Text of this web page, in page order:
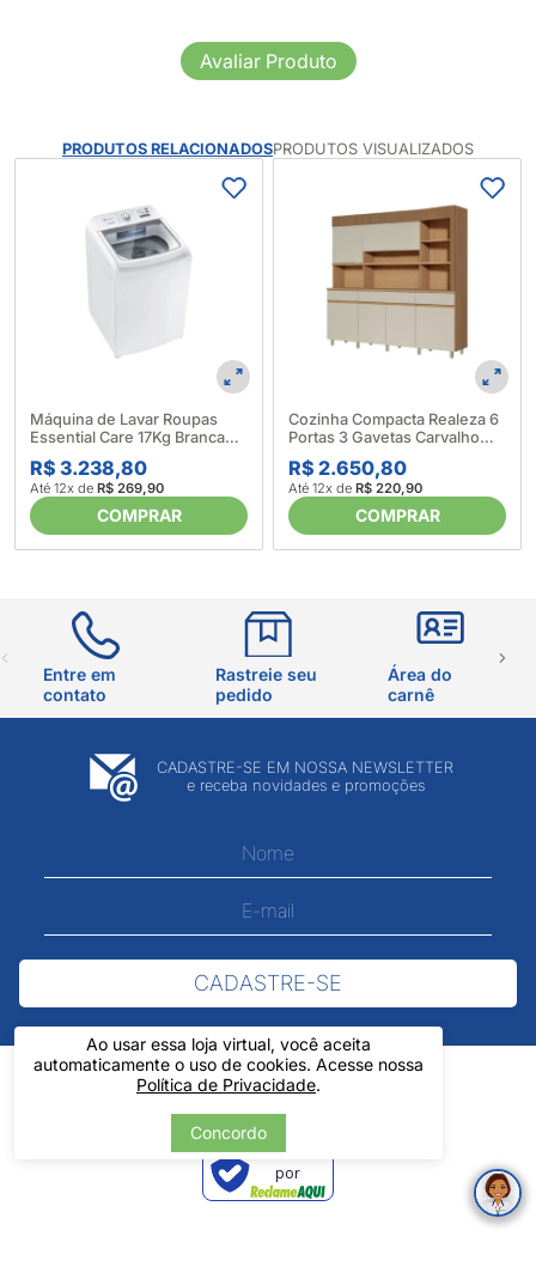
Avaliar Produto
PRODUTOS RELACIONADOSPRODUTOS VISUALIZADOS
Máquina de Lavar Roupas
Essential Care 17Kg Branca
LED17 - Electrolux (633997)
R$ 3.238,80
Até 12x de R$ 269,90
COMPRAR
Cozinha Compacta Realeza 6
Portas 3 Gavetas Carvalho
Greice - Nesher 676018
R$ 2.650,80
Até 12x de R$ 220,90
COMPRAR
Ao usar essa loja virtual, você aceita
automaticamente o uso de cookies. Acesse nossa
Política de Privacidade.
Concordo
Entre em
contato
Rastreie seu
pedido
Área do
carnê
CADASTRE-SE EM NOSSA NEWSLETTER
e receba novidades e promoções
CADASTRE-SE
Verificada
por